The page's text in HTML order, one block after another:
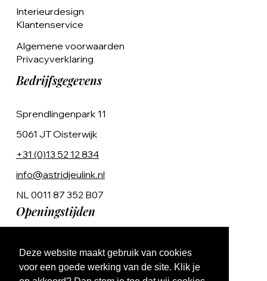
Deze website maakt gebruik van cookies
voor een goede werking van de site. Klik je
Interieurdesign
Klantenservice
Algemene voorwaarden
Privacyverklaring
Bedrijfsgegevens
Sprendlingenpark 11
5061 JT Oisterwijk
+31 (0)13 52 12 834
info@astridjeulink.nl
NL 0011 87 352 B07
Openingstijden
Ma t/m Vr 9:00 - 17:00